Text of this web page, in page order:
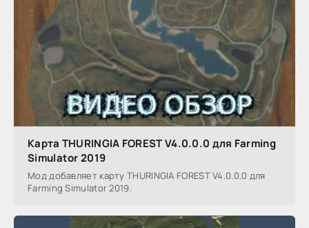
Карта THURINGIA FOREST V4.0.0.0 для Farming
Simulator 2019
Мод добавляет карту THURINGIA FOREST V4.0.0.0 для
Farming Simulator 2019.